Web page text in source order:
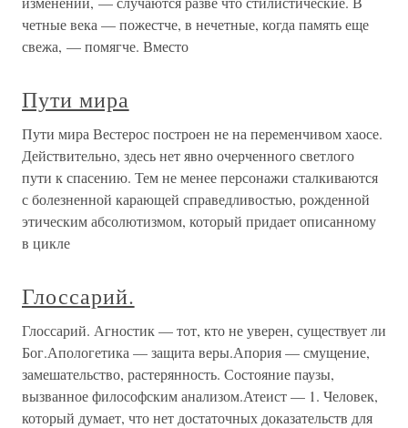
четные века — пожестче, в нечетные, когда память еще
свежа, — помягче. Вместо
Пути мира
Пути мира Вестерос построен не на переменчивом хаосе.
Действительно, здесь нет явно очерченного светлого
пути к спасению. Тем не менее персонажи сталкиваются
с болезненной карающей справедливостью, рожденной
этическим абсолютизмом, который придает описанному
в цикле
Глоссарий.
Глоссарий. Агностик — тот, кто не уверен, существует ли
Бог.Апологетика — защита веры.Апория — смущение,
замешательство, растерянность. Состояние паузы,
вызванное философским анализом.Атеист — 1. Человек,
который думает, что нет достаточных доказательств для